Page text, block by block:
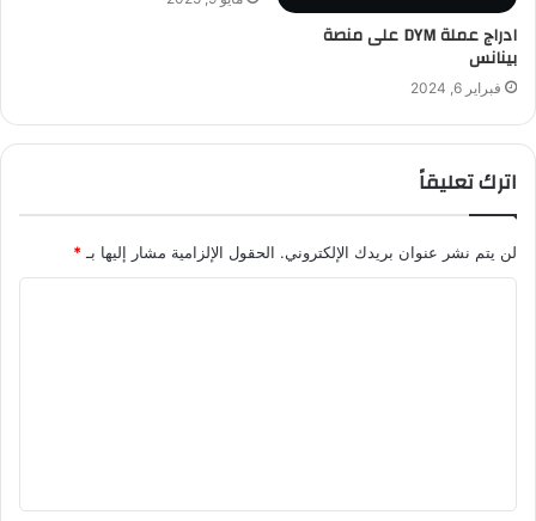
ادراج عملة DYM على منصة
بينانس
فبراير 6, 2024
اترك تعليقاً
لن يتم نشر عنوان بريدك الإلكتروني. الحقول الإلزامية مشار إليها بـ *
ق